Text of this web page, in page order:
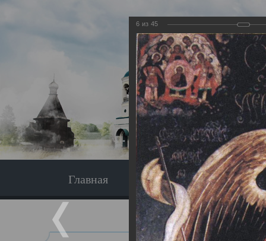
Главная Экскурсия
6 из 45